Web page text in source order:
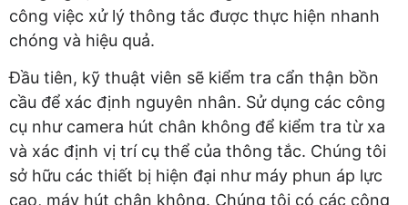
công việc xử lý thông tắc được thực hiện nhanh
chóng và hiệu quả.
Đầu tiên, kỹ thuật viên sẽ kiểm tra cẩn thận bồn
cầu để xác định nguyên nhân. Sử dụng các công
cụ như camera hút chân không để kiểm tra từ xa
và xác định vị trí cụ thể của thông tắc. Chúng tôi
sở hữu các thiết bị hiện đại như máy phun áp lực
cao, máy hút chân không. Chúng tôi có các công